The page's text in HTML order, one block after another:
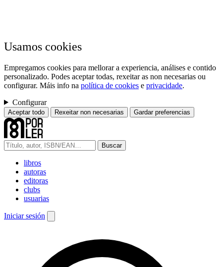
Usamos cookies
Empregamos cookies para mellorar a experiencia, análises e contido
personalizado. Podes aceptar todas, rexeitar as non necesarias ou
configurar. Máis info na política de cookies e privacidade.
Configurar
Aceptar todo Rexeitar non necesarias Gardar preferencias
Buscar
libros
autoras
editoras
clubs
usuarias
Iniciar sesión